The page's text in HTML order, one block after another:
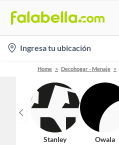
location-
icon
Ingresa tu ubicación
Home Decohogar - Menaje
Stanley Owala